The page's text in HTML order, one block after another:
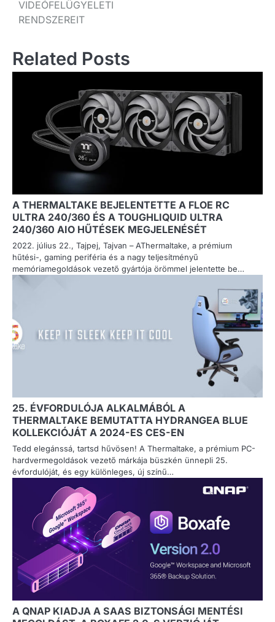
VIDEÓFELÜGYELETI
RENDSZEREIT
Related Posts
A THERMALTAKE BEJELENTETTE A FLOE RC
ULTRA 240/360 ÉS A TOUGHLIQUID ULTRA
240/360 AIO HŰTÉSEK MEGJELENÉSÉT
2022. július 22., Tajpej, Tajvan – AThermaltake, a prémium
hűtési-, gaming periféria és a nagy teljesítményű
memóriamegoldások vezető gyártója örömmel jelentette be…
25. ÉVFORDULÓJA ALKALMÁBÓL A
THERMALTAKE BEMUTATTA HYDRANGEA BLUE
KOLLEKCIÓJÁT A 2024-ES CES-EN
Tedd elegánssá, tartsd hűvösen! A Thermaltake, a prémium PC-
hardvermegoldások vezető márkája büszkén ünnepli 25.
évfordulóját, és egy különleges, új színű…
A QNAP KIADJA A SAAS BIZTONSÁGI MENTÉSI